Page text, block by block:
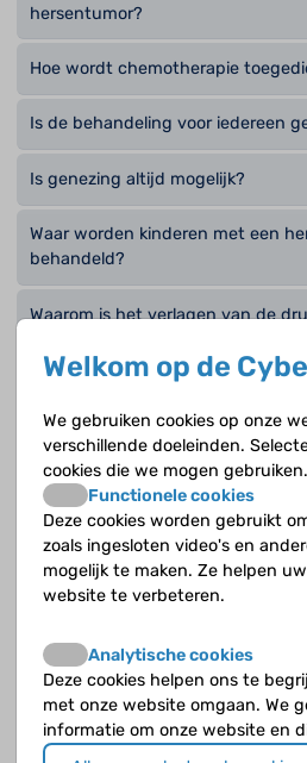
hersentumor?
Hoe wordt chemotherapie
Is de behandeling voor iedereen
Is genezing altijd mogelijk?
Waar worden kinderen met een
behandeld?
Waarom is het verlagen van de
Wat betekent chemotherapie in
Wat is een kuurschema?
Wat is een neurochirurg?
Wat is het cerebellair mutisme
posterior syndroom?
Wat is het doel van een operatie
Welkom op de
We gebruiken cookies op onze
verschillende doeleinden.
cookies die we mogen gebruiken.
Functionele cookies
Deze cookies worden gebruikt
zoals ingesloten video's en
mogelijk te maken. Ze helpen
website te verbeteren.
Analytische cookies
Deze cookies helpen ons te
met onze website omgaan. We
informatie om onze website en